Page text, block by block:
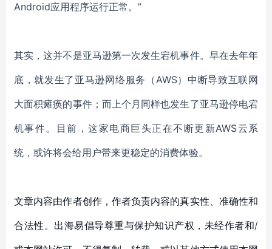
Android应用程序运行正常。”
其实，这并不是亚马逊第一次发生宕机事件。早在去年年
底，就发生了亚马逊网络服务（AWS）中断导致互联网
大面积瘫痪的事件；而上个月同样也发生了亚马逊停电宕
机事件。目前，这家电商巨头正在不断更新AWS云系
统，或许将会给用户带来更稳定的消费体验。
文章内容由作者创作，作者负责内容的真实性、准确性和
合法性。出海易倡导尊重与保护知识产权，未经作者和/